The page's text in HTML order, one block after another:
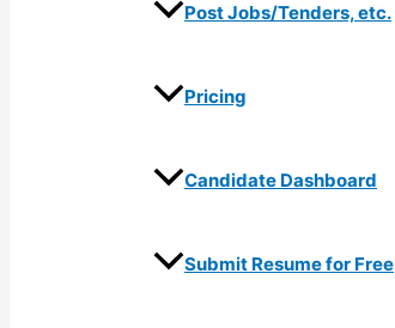
Post Jobs/Tenders, etc.
Pricing
Candidate Dashboard
Submit Resume for Free